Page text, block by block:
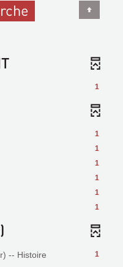
1
1
1
1
1
1
1
1
-- Histoire